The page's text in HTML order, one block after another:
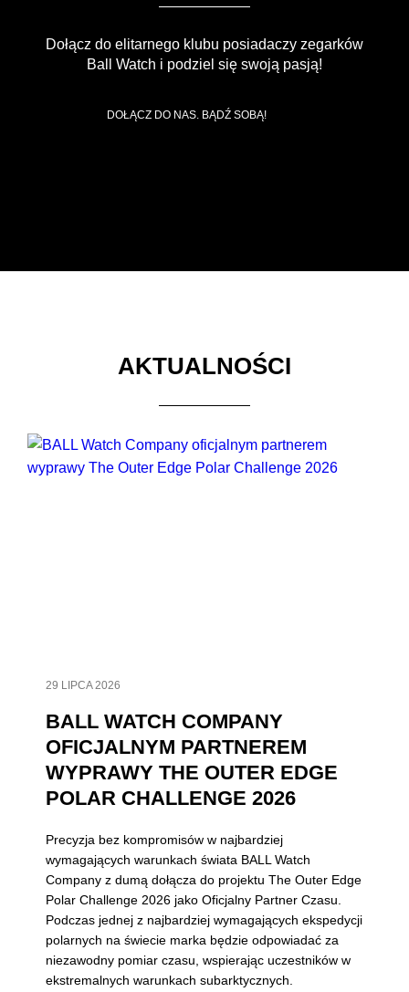
Dołącz do elitarnego klubu posiadaczy zegarków
Ball Watch i podziel się swoją pasją!
DOŁĄCZ DO NAS. BĄDŹ SOBĄ!
AKTUALNOŚCI
29 LIPCA 2026
BALL WATCH COMPANY
OFICJALNYM PARTNEREM
WYPRAWY THE OUTER EDGE
POLAR CHALLENGE 2026
Precyzja bez kompromisów w najbardziej
wymagających warunkach świata BALL Watch
Company z dumą dołącza do projektu The Outer Edge
Polar Challenge 2026 jako Oficjalny Partner Czasu.
Podczas jednej z najbardziej wymagających ekspedycji
polarnych na świecie marka będzie odpowiadać za
niezawodny pomiar czasu, wspierając uczestników w
ekstremalnych warunkach subarktycznych.